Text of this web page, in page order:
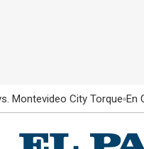
Montevideo City Torque En